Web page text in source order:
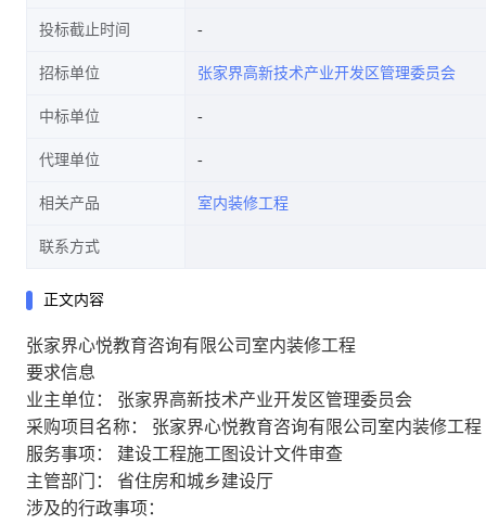
投标截止时间
招标单位 张家界高新技术产业开发区管理委员会
中标单位
代理单位
相关产品 室内装修工程
联系方式
正文内容
张家界心悦教育咨询有限公司室内装修工程
要求信息
业主单位：
张家界高新技术产业开发区管理委员会
采购项目名称：
张家界心悦教育咨询有限公司室内装修工程
服务事项：
建设工程施工图设计文件审查
主管部门：
省住房和城乡建设厅
涉及的行政事项：